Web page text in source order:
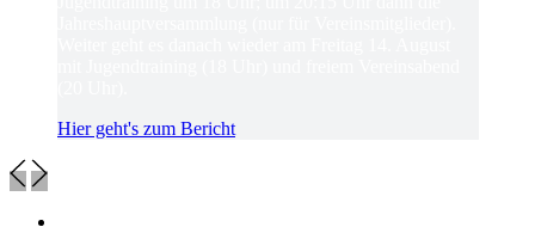
Hier geht's zum Bericht